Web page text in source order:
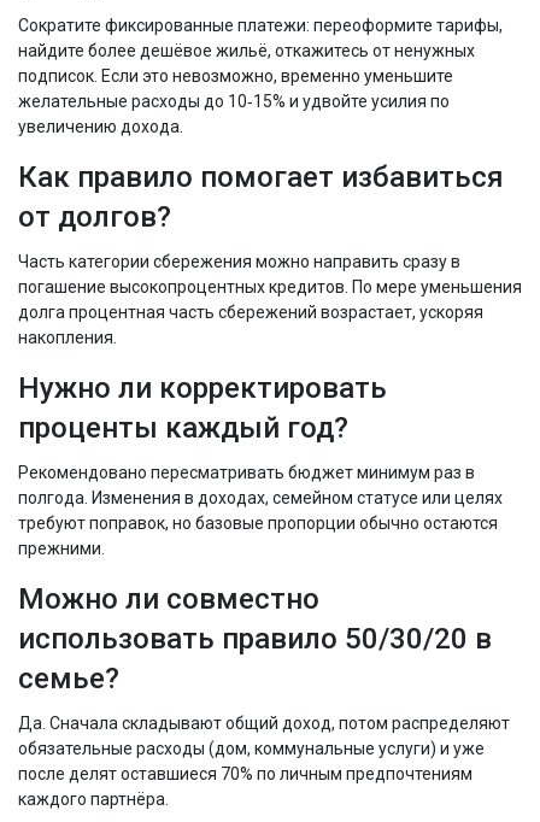
Сократите фиксированные платежи: переоформите тарифы,
найдите более дешёвое жильё, откажитесь от ненужных
подписок. Если это невозможно, временно уменьшите
желательные расходы до 10‑15% и удвойте усилия по
увеличению дохода.
Как правило помогает избавиться
от долгов?
Часть категории сбережения можно направить сразу в
погашение высокопроцентных кредитов. По мере уменьшения
долга процентная часть сбережений возрастает, ускоряя
накопления.
Нужно ли корректировать
проценты каждый год?
Рекомендовано пересматривать бюджет минимум раз в
полгода. Изменения в доходах, семейном статусе или целях
требуют поправок, но базовые пропорции обычно остаются
прежними.
Можно ли совместно
использовать правило 50/30/20 в
семье?
Да. Сначала складывают общий доход, потом распределяют
обязательные расходы (дом, коммунальные услуги) и уже
после делят оставшиеся 70% по личным предпочтениям
каждого партнёра.